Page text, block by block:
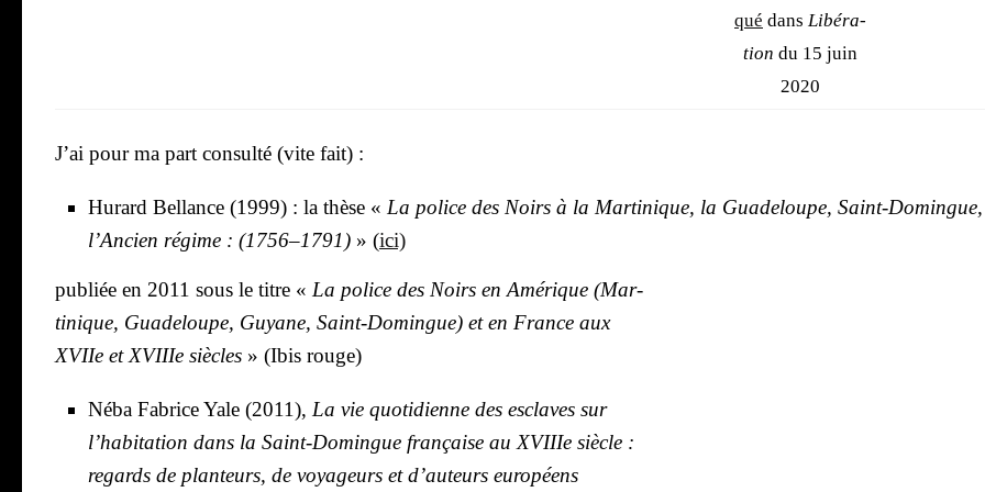
qué dans Libé­ra­
tion du 15 juin
2020
J’ai pour ma part consul­té (vite fait) :
Hurard Bel­lance (1999) : la thèse « La police des Noirs à la Mar­ti­nique, la Gua­de­loupe, Saint-Domingue,
l’An­cien régime : (1756–1791) » (ici)
publiée en 2011 sous le titre « La police des Noirs en Amé­rique (Mar­
ti­nique, Gua­de­loupe, Guyane, Saint-Domingue) et en France aux
XVIIe et XVIIIe siècles » (Ibis rouge)
Néba Fabrice Yale (2011), La vie quo­ti­dienne des esclaves sur
l’habitation dans la Saint-Domingue fran­çaise au XVIIIe siècle :
regards de plan­teurs, de voya­geurs et d’auteurs euro­péens